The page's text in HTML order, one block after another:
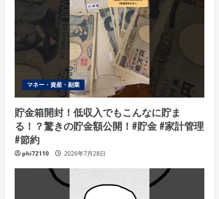
マネー・資産・副業
貯金箱開封！低収入でもこんなに貯ま
る！？驚きの貯金額公開！#貯金 #家計管理
#節約
phi72110 2026年7月28日